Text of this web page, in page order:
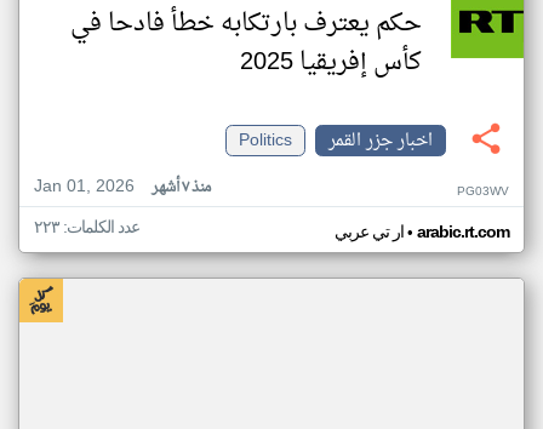
حكم يعترف بارتكابه خطأ فادحا في
كأس إفريقيا 2025
اخبار جزر القمر
Politics
Jan 01, 2026
منذ ٧ أشهر PG03WV
ار تي عربي• arabic.rt.com عدد الكلمات: ٢٢٣